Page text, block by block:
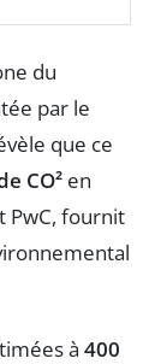
du
par le
que ce
CO² en
PwC, fournit
à 400